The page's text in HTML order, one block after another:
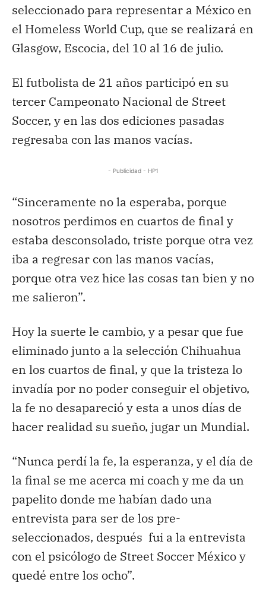
seleccionado para representar a México en
el Homeless World Cup, que se realizará en
Glasgow, Escocia, del 10 al 16 de julio.
El futbolista de 21 años participó en su
tercer Campeonato Nacional de Street
Soccer, y en las dos ediciones pasadas
regresaba con las manos vacías.
- Publicidad - HP1
“Sinceramente no la esperaba, porque
nosotros perdimos en cuartos de final y
estaba desconsolado, triste porque otra vez
iba a regresar con las manos vacías,
porque otra vez hice las cosas tan bien y no
me salieron”.
Hoy la suerte le cambio, y a pesar que fue
eliminado junto a la selección Chihuahua
en los cuartos de final, y que la tristeza lo
invadía por no poder conseguir el objetivo,
la fe no desapareció y esta a unos días de
hacer realidad su sueño, jugar un Mundial.
“Nunca perdí la fe, la esperanza, y el día de
la final se me acerca mi coach y me da un
papelito donde me habían dado una
entrevista para ser de los pre-
seleccionados, después fui a la entrevista
con el psicólogo de Street Soccer México y
quedé entre los ocho”.